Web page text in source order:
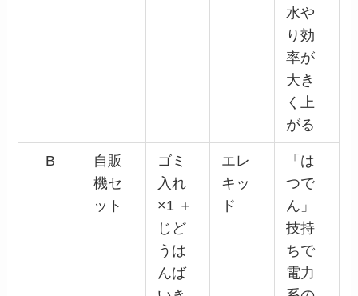
水や
り効
率が
大き
く上
がる
B
自販
機セ
ット
ゴミ
入れ
×1 ＋
じど
うは
んば
エレ
キッ
ド
「は
つで
ん」
技持
ちで
電力